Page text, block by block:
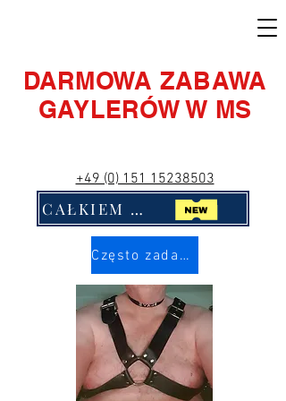
DARMOWA ZABAWA
GAYLERÓW W MS
+49 (0) 151 15238503
CAŁKIEM NOWY! Kliknij mnie!!
Często zadawane pytania